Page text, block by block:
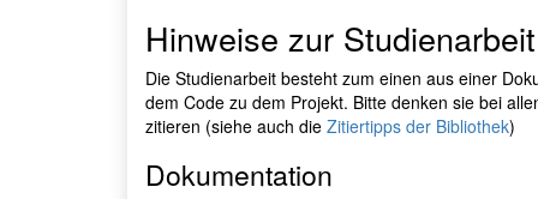
Hinweise zur Studienarbeit
Die Studienarbeit besteht zum einen aus einer
dem Code zu dem Projekt. Bitte denken sie bei
zitieren (siehe auch die Zitiertipps der Bibliothek)
Dokumentation